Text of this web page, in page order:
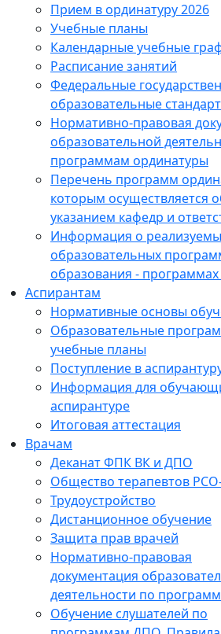
Прием в ординатуру 2026
Учебные планы
Календарные учебные
Расписание занятий
Федеральные
образовательные
Нормативно-правовая
образовательной
программам ординатуры
Перечень программ
которым осуществляется
указанием кафедр и
Информация о
образовательных
образования -
Аспирантам
Нормативные основы
Образовательные
учебные планы
Поступление в
Информация для
аспирантуре
Итоговая аттестация
Врачам
Деканат ФПК ВК и ДПО
Общество терапевтов
Трудоустройство
Дистанционное обучение
Защита прав врачей
Нормативно-правовая
документация
деятельности по
Обучение слушателей по